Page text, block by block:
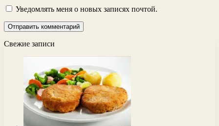
Уведомлять меня о новых записях почтой.
Свежие записи